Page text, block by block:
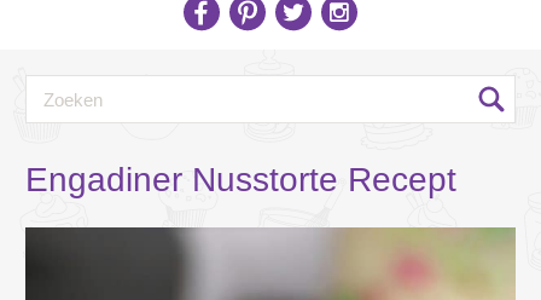
Engadiner Nusstorte Recept